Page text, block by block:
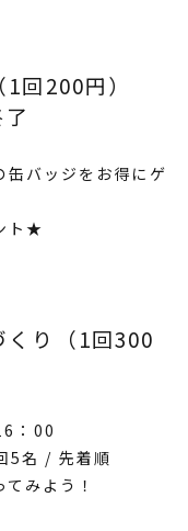
回200円）
缶バッジをお得にゲ
ト★
り
（1回300
：00
5名 / 先着順
みよう！